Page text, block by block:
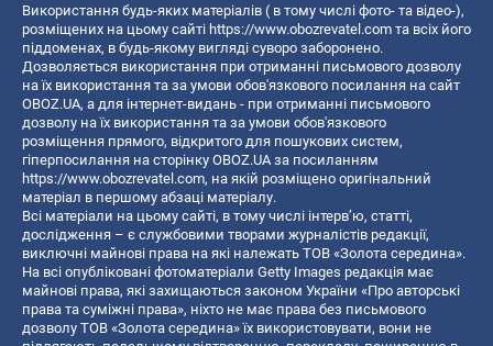
Використання будь-яких матеріалів ( в тому числі фото- та відео-),
розміщених на цьому сайті https://www.obozrevatel.com та всіх його
піддоменах, в будь-якому вигляді суворо заборонено.
Дозволяється використання при отриманні письмового дозволу
на їх використання та за умови обов'язкового посилання на сайт
OBOZ.UA, а для інтернет-видань - при отриманні письмового
дозволу на їх використання та за умови обов'язкового
розміщення прямого, відкритого для пошукових систем,
гіперпосилання на сторінку OBOZ.UA за посиланням
https://www.obozrevatel.com, на якій розміщено оригінальний
матеріал в першому абзаці матеріалу.
Всі матеріали на цьому сайті, в тому числі інтерв’ю, статті,
дослідження – є службовими творами журналістів редакції,
виключні майнові права на які належать ТОВ «Золота середина».
На всі опубліковані фотоматеріали Getty Images редакція має
майнові права, які захищаються законом України «Про авторські
права та суміжні права», ніхто не має права без письмового
дозволу ТОВ «Золота середина» їх використовувати, вони не